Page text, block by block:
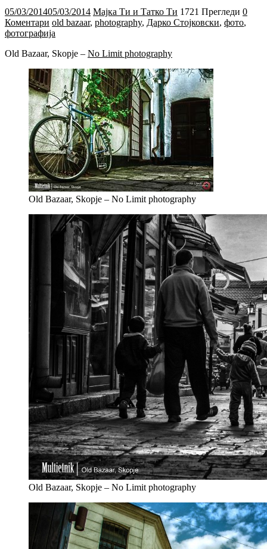
05/03/201405/03/2014 Мајка Ти и Татко Ти 1721 Прегледи 0
Коментари old bazaar, photography, Дарко Стојковски, фото,
фотографија
Old Bazaar, Skopje – No Limit photography
Old Bazaar, Skopje – No Limit photography
Old Bazaar, Skopje – No Limit photography